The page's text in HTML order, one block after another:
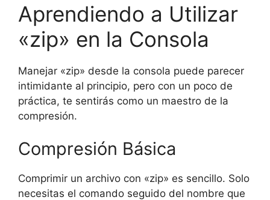
Aprendiendo a Utilizar
«zip» en la Consola
Manejar «zip» desde la consola puede parecer
intimidante al principio, pero con un poco de
práctica, te sentirás como un maestro de la
compresión.
Compresión Básica
Comprimir un archivo con «zip» es sencillo. Solo
necesitas el comando seguido del nombre que